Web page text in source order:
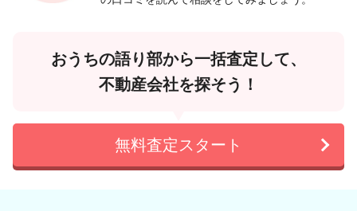
おうちの語り部から一括査定して、
不動産会社を探そう！
無料査定スタート